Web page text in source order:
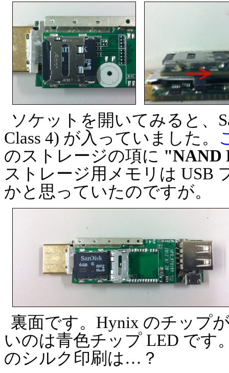
ソケットを開いてみると、
Class 4) が入っていました。
のストレージの項に "NAND
ストレージ用メモリは USB
かと思っていたのですが。
裏面です。Hynix のチップ
いのは青色チップ LED です
のシルク印刷は…？